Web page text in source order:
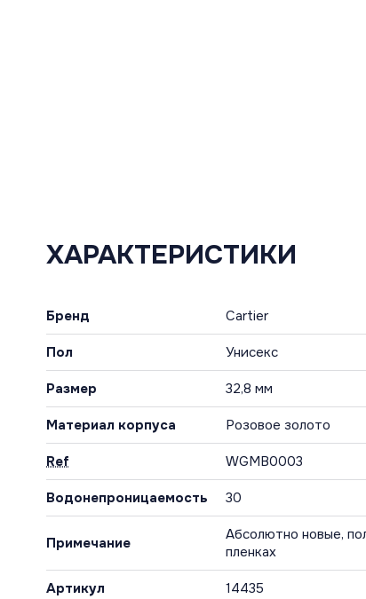
ХАРАКТЕРИСТИКИ
Бренд Cartier
Пол Унисекс
Размер 32,8 мм
Материал корпуса Розовое золото
Ref WGMB0003
Водонепроницаемость 30
Примечание
Абсолютно новые,
пленках
Артикул 14435